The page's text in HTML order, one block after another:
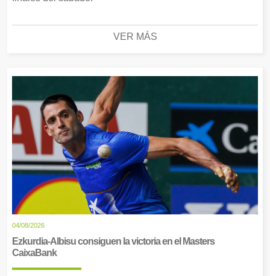
VER MÁS
04/08/2026
Ezkurdia-Albisu consiguen la victoria en el Masters
CaixaBank